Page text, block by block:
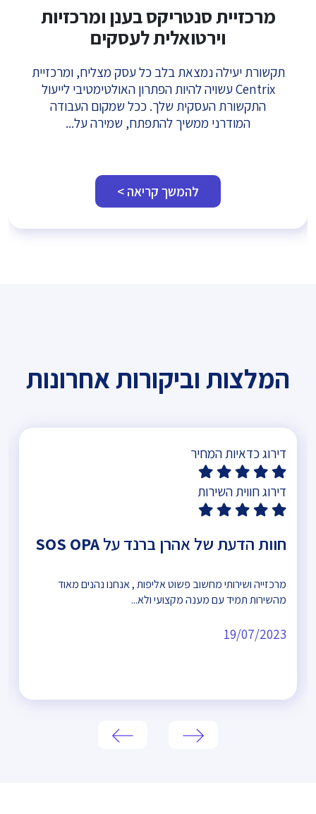
מרכזיית סנטריקס בענן ומרכזיות
וירטואלית לעסקים
תקשורת יעילה נמצאת בלב כל עסק מצליח, ומרכזיית
Centrix עשויה להיות הפתרון האולטימטיבי לייעול
התקשורת העסקית שלך. ככל שמקום העבודה
המודרני ממשיך להתפתח, שמירה על...
להמשך קריאה >
המלצות וביקורות אחרונות
דירוג כדאיות המחיר
דירוג חווית השירות
חוות הדעת של אהרן ברנד עלSOS OPA
מרכזייה ושירותי מחשוב פשוט אליפות , אנחנו נהנים מאוד
מהשירות תמיד עם מענה מקצועי ולא...
19/07/2023